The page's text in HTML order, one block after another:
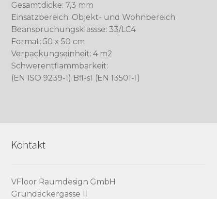
Gesamtdicke: 7,3 mm
Einsatzbereich: Objekt- und Wohnbereich
Beanspruchungsklassse: 33/LC4
Format: 50 x 50 cm
Verpackungseinheit: 4 m2
Schwerentflammbarkeit:
(EN ISO 9239-1) Bfl-s1 (EN 13501-1)
Kontakt
VFloor Raumdesign GmbH
Grundäckergasse 11